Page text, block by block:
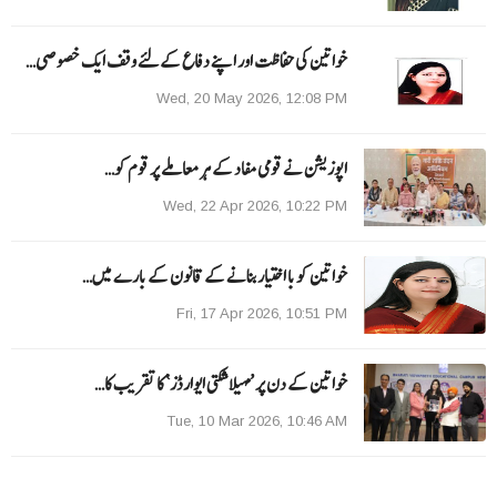
خواتین کی حفاظت اور اپنے دفاع کےلئے وقف ایک خصوصی…
Wed, 20 May 2026, 12:08 PM
اپوزیشن نے قومی مفاد کے ہر معاملے پر قوم کو…
Wed, 22 Apr 2026, 10:22 PM
خواتین کو با اختیار بنانے کے قانون کے بارے میں…
Fri, 17 Apr 2026, 10:51 PM
خواتین کے دن پر ’مہیلا شکتی ایوارڈز‘ کا تقریب کا…
Tue, 10 Mar 2026, 10:46 AM